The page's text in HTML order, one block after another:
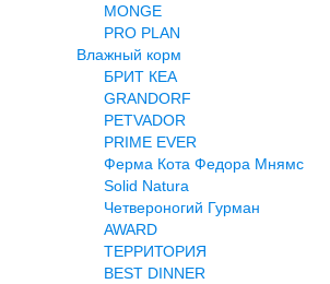
MONGE
PRO PLAN
Влажный корм
БРИТ КЕА
GRANDORF
PETVADOR
PRIME EVER
Ферма Кота Федора Мнямс
Solid Natura
Четвероногий Гурман
AWARD
ТЕРРИТОРИЯ
BEST DINNER